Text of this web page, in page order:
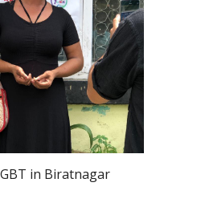
in Biratnagar